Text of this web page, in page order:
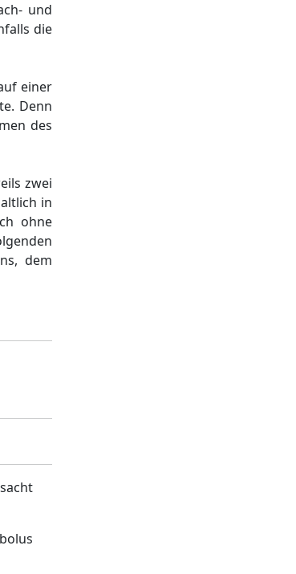
und
die
einer
Denn
des
zwei
in
ohne
dem